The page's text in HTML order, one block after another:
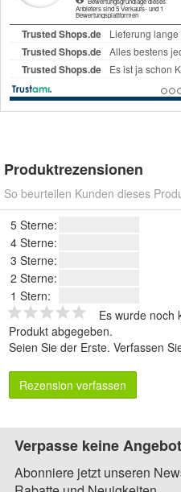
Produktrezensionen
So beurteilen Kunden dieses
5 Sterne:
4 Sterne:
3 Sterne:
2 Sterne:
1 Stern:
Es wurde noch
Produkt abgegeben.
Seien Sie der Erste. Verfassen
Rezension verfassen
Verpasse keine
Abonniere jetzt unseren